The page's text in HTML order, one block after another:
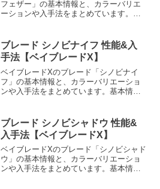
フェザー」の基本情報と、カラーバリエ
ーションや入手法をまとめています。基
防御20持久30パーツ重量33.5g※パーツの
重量は個...
ブレード シノビナイフ 性能&入
手法【ベイブレードX】
ベイブレードXのブレード「シノビナイ
フ」の基本情報と、カラーバリエーショ
ンや入手法をまとめています。基本情報
計。メタルが塗装され性能がアップして
いる。攻撃28防御55持久...
ブレード シノビシャドウ 性能&
入手法【ベイブレードX】
ベイブレードXのブレード「シノビシャド
ウ」の基本情報と、カラーバリエーショ
ンや入手法をまとめています。基本情報